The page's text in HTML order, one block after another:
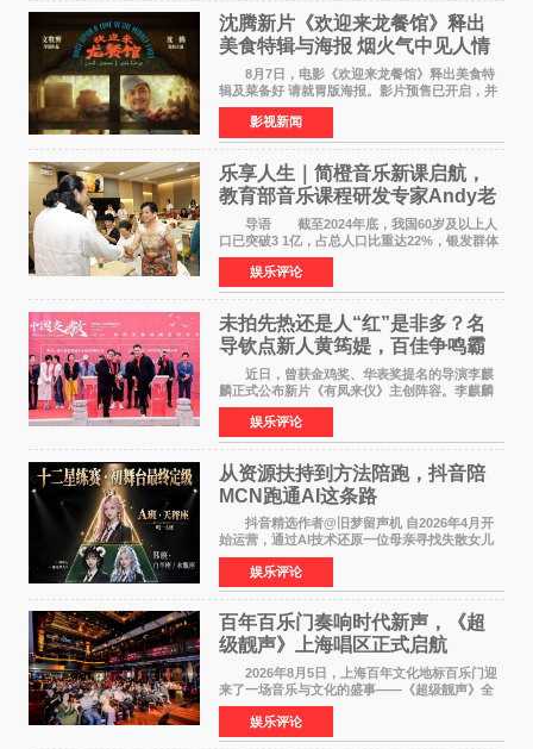
沈腾新片《欢迎来龙餐馆》释出
美食特辑与海报 烟火气中见人情
温暖
8月7日，电影《欢迎来龙餐馆》释出美食特
辑及菜备好 请就胃版海报。影片预售已开启，并
将于8月8日至10日14:00-21:00举行全国超前点
映。电影《欢迎来龙餐馆》作为战争美食喜剧大
片，讲述了中国
影视新闻
乐享人生｜简橙音乐新课启航，
教育部音乐课程研发专家Andy老
师重磅入驻领航银龄琴声
导语 截至2024年底，我国60岁及以上人
口已突破3 1亿，占总人口比重达22%，银发群体
的精神文化需求日益凸显。2024年1月，国务院办
公厅印发《关于发展银发经济增进老年人福祉的
意见》——这是
娱乐评论
未拍先热还是人“红”是非多？名
导钦点新人黄筠媞，百佳争鸣霸
气回应
近日，曾获金鸡奖、华表奖提名的导演李麒
麟正式公布新片《有凤来仪》主创阵容。李麒麟
早年凭电影《华容道》获得金鸡奖、华表奖提
名，此后长期参与国内外电影制作，其担任制片
人参与的作品亦曾
娱乐评论
从资源扶持到方法陪跑，抖音陪
MCN跑通AI这条路
抖音精选作者@旧梦留声机 自2026年4月开
始运营，通过AI技术还原一位母亲寻找失散女儿
的故事，凭借强情感表达获得大量用户关注，发
布仅21小时便获得超1亿曝光、超1000万互动。
此后，账号持续沿
娱乐评论
百年百乐门奏响时代新声，《超
级靓声》上海唱区正式启航
2026年8月5日，上海百年文化地标百乐门迎
来了一场音乐与文化的盛事——《超级靓声》全
国励志音乐公益节目上海唱区新闻发布会暨启动
仪式在此隆重举行。各界领导、嘉宾与媒体朋友
齐聚一堂，共同
娱乐评论